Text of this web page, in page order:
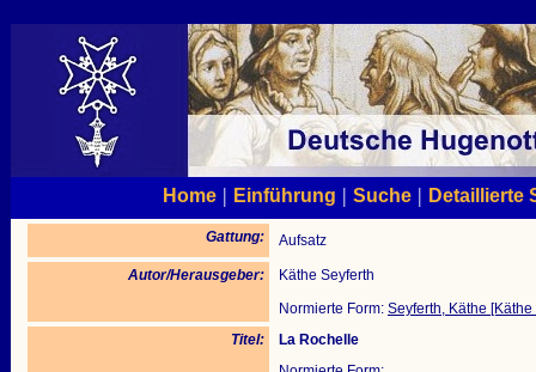
Home| Einführung | Suche| Detaillierte
Gattung: Aufsatz
Autor/Herausgeber:
Käthe Seyferth
Normierte Form: Seyferth, Käthe [Käthe
Titel:
La Rochelle